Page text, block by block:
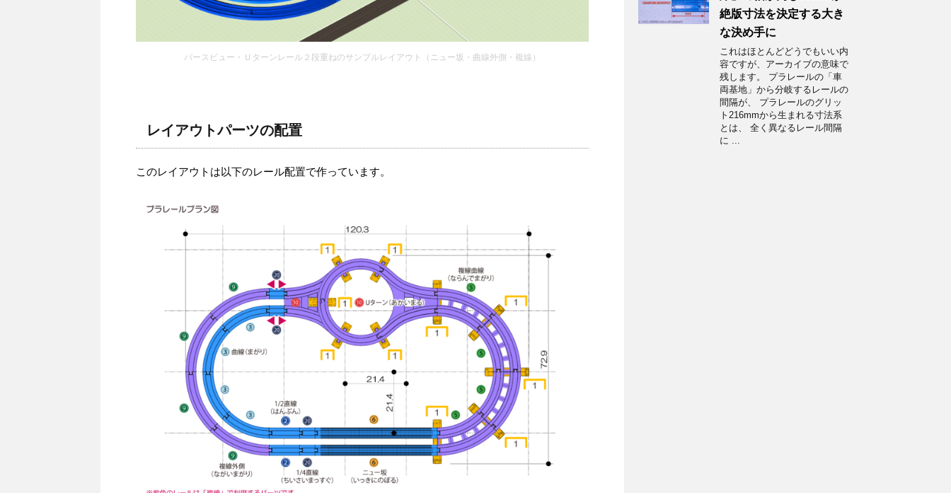
パースビュー・Ｕターンレール２段重ねのサンプルレイアウト（ニュー坂・曲線外側・複線）
レイアウトパーツの配置
このレイアウトは以下のレール配置で作っています。
絶版寸法を決定する大き
な決め手に
これはほとんどどうでもいい内
容ですが、アーカイブの意味で
残します。 プラレールの「車
両基地」から分岐するレールの
間隔が、 プラレールのグリッ
ト216mmから生まれる寸法系
とは、 全く異なるレール間隔
に ...